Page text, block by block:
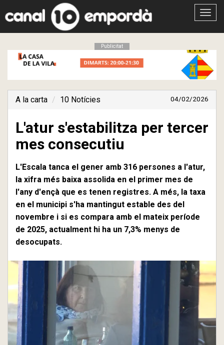
Obrir
Publicitat
A la carta 10 Notícies 04/02/2026
L'atur s'estabilitza per tercer
mes consecutiu
L'Escala tanca el gener amb 316 persones a l'atur,
la xifra més baixa assolida en el primer mes de
l'any d'ençà que es tenen registres. A més, la taxa
en el municipi s'ha mantingut estable des del
novembre i si es compara amb el mateix període
de 2025, actualment hi ha un 7,3% menys de
desocupats.